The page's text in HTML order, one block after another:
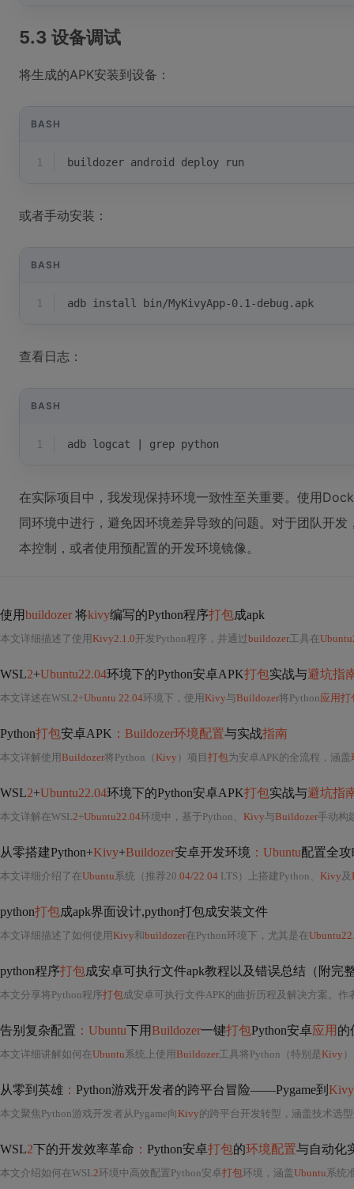
5.3 设备调试
将生成的APK安装到设备：
BASH
1 buildozer android deploy run
或者手动安装：
BASH
1 adb install bin/MyKivyApp-0.1-debug.apk
查看日志：
BASH
1 adb logcat | grep python
在实际项目中，我发现保持环境一致性至关重要。使用
同环境中进行，避免因环境差异导致的问题。对于团队开发
本控制，或者使用预配置的开发环境镜像。
使用buildozer 将kivy编写的Python程序打包成apk
本文详细描述了使用Kivy2.1.0开发Python程序，并通过buildozer工具在
WSL2+Ubuntu22.04环境下的Python安卓APK打包实战与避坑指
本文详述在WSL2+Ubuntu 22.04环境下，使用Kivy与Buildozer将Python应用打
Python打包安卓APK ：Buildozer环境配置与实战指南
本文详解使用Buildozer将Python（Kivy ）项目 打包为安卓APK的全流程，涵盖
WSL2+Ubuntu22.04环境下的Python安卓APK打包实战与避坑指
本文详解在WSL2+Ubuntu22.04环境中，基于Python、 Kivy与Buildozer手动构建
从零搭建Python+Kivy+Buildozer安卓开发环境 ：Ubuntu配置全
本文详细介绍了在Ubuntu系统（推荐20.04/22.04 LTS）上搭建Python、 Kivy及
python打包成apk界面设计,python打包成安装文件
本文详细描述了如何使用Kivy和buildozer在Python环境下，尤其是在
python程序打包成安卓可执行文件apk教程以及错误总结（附完整
本文分享将Python程序打包成安卓可执行文件APK的曲折历程及解决方案。作
告别复杂配置 ：Ubuntu下用Buildozer一键打包Python安卓应用 的
本文详细讲解如何在Ubuntu系统上使用Buildozer工具将Python（特别是Kivy ）
从零到英雄 ： Python游戏开发者的跨平台冒险——Pygame到 Kivy
本文聚焦Python游戏开发者从Pygame向Kivy的跨平台开发转型，涵盖技术选
WSL2下的开发效率革命 ： Python安卓打包的环境配置与自动化
本文介绍如何在WSL2环境中高效配置Python安卓打包环境，涵盖 Ubuntu系统